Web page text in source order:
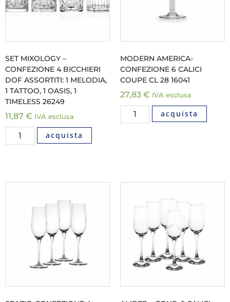
SET MIXOLOGY –
CONFEZIONE 4 BICCHIERI
DOF ASSORTITI: 1 MELODIA,
1 TATTOO, 1 OASIS, 1
TIMELESS 26249
11,87 € IVA esclusa
acquista
MODERN AMERICA-
CONFEZIONE 6 CALICI
COUPE CL 28 16041
27,83 € IVA esclusa
acquista